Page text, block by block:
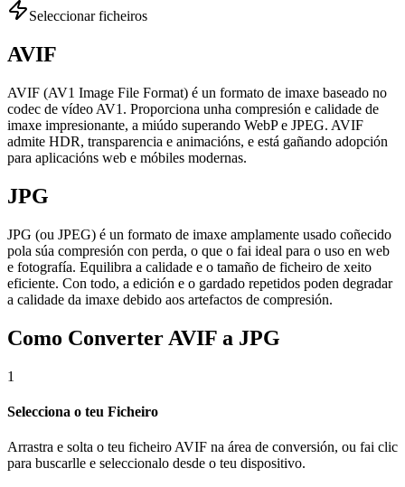
Seleccionar ficheiros
AVIF
AVIF (AV1 Image File Format) é un formato de imaxe baseado no
codec de vídeo AV1. Proporciona unha compresión e calidade de
imaxe impresionante, a miúdo superando WebP e JPEG. AVIF
admite HDR, transparencia e animacións, e está gañando adopción
para aplicacións web e móbiles modernas.
JPG
JPG (ou JPEG) é un formato de imaxe amplamente usado coñecido
pola súa compresión con perda, o que o fai ideal para o uso en web
e fotografía. Equilibra a calidade e o tamaño de ficheiro de xeito
eficiente. Con todo, a edición e o gardado repetidos poden degradar
a calidade da imaxe debido aos artefactos de compresión.
Como Converter AVIF a JPG
1
Selecciona o teu Ficheiro
Arrastra e solta o teu ficheiro AVIF na área de conversión, ou fai clic
para buscarlle e seleccionalo desde o teu dispositivo.